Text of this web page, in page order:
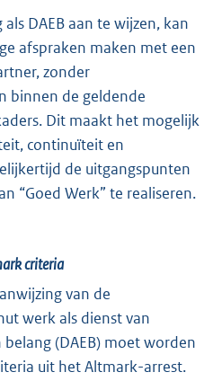
DAEB aan te wijzen, kan
afspraken maken met een
zonder
binnen de geldende
Dit maakt het mogelijk
continuïteit en
de uitgangspunten
“Goed Werk” te realiseren.
criteria
van de
werk als dienst van
(DAEB) moet worden
uit het Altmark-arrest.